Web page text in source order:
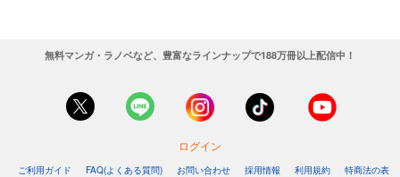
無料マンガ・ラノベなど、豊富なラインナップで188万冊以上配信中！
ログイン
ご利用ガイド FAQ(よくある質問) お問い合わせ 採用情報 利用規約
特商法の表